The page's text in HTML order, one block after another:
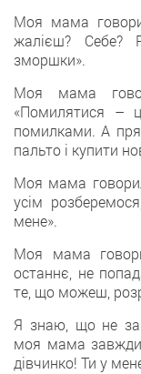
Моя мама
жалієш? Себе?
зморшки».
Моя мама
«Помилятися –
помилками. А
пальто і купити
Моя мама
усім
мене».
Моя мама
останнє, не
те, що можеш,
Я знаю, що не
моя мама
дівчинко! Ти у